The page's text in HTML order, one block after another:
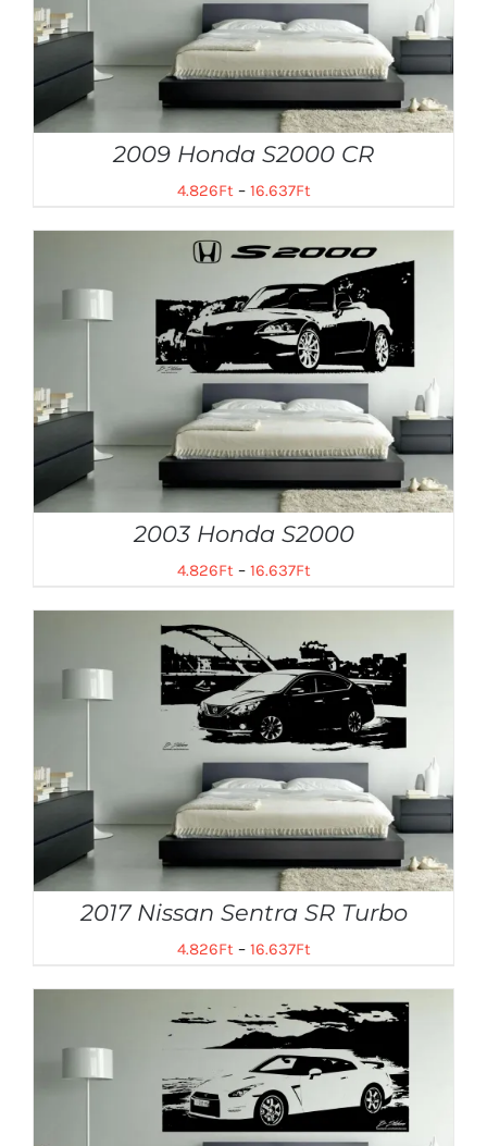
2009 Honda S2000 CR
4.826Ft– 16.637Ft
2003 Honda S2000
4.826Ft – 16.637Ft
2017 Nissan Sentra SR Turbo
4.826Ft– 16.637Ft